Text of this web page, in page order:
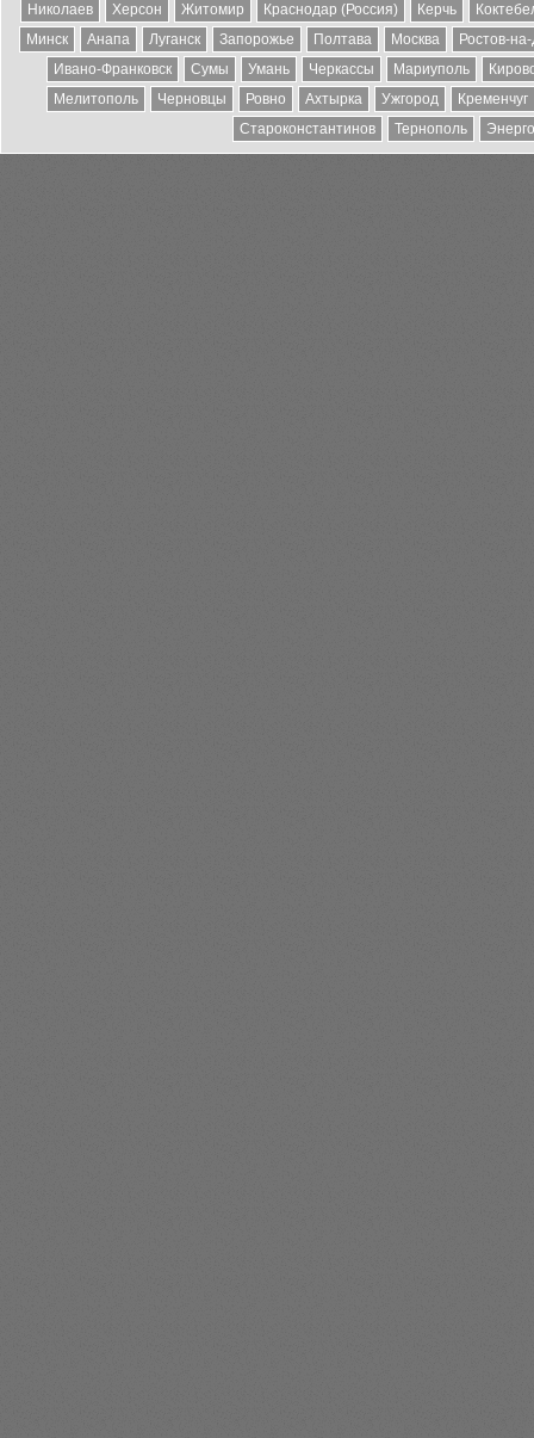
Николаев
Херсон Житомир Краснодар (Россия) Керчь
Минск
Анапа Луганск Запорожье Полтава Москва
Ростов-
Ивано-Франковск
Сумы Умань Черкассы Мариуполь
Мелитополь
Черновцы Ровно Ахтырка Ужгород
Кременчуг
Староконстантинов
Тернополь